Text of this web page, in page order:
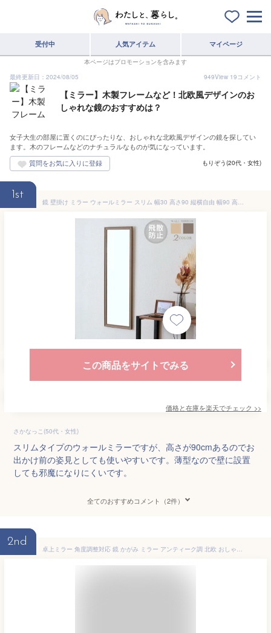
受付中 人気アイテム マイページ
本ページはプロモーションを含みます
最終更新日：2024/08/05
949View 19コメント
【ミラー】木製フレームなど！北欧風デザインのお
しゃれな鏡のおすすめは？
女子大生の部屋に置くのにぴったりな、おしゃれな北欧風デザインの鏡を探してい
ます。木のフレームなどのナチュラルなものが気になっています。
もりぞう(20代・女性)
1st
鏡 壁掛け ミラー ウォールミラー スリム 幅30 高さ90 縦横自由 幅90 高さ30 飛散防止 姿見 おしゃれ 木目調 北欧 かわいい 玄関 リビング 子供部屋 一人暮らし 洗面所 薄型 ブラウン ナチュラル ドウシシャ IMW9030NA IMW9030BR
この商品をサイトでみる
価格と在庫を楽天でチェック >>
さかなっこ(50代・女性)
スリムタイプのウォールミラーですが、高さが90cmあるのでお
出かけ前の姿見としても使いやすいです。薄型なので壁に設置
しても邪魔になりにくいです。
全てのおすすめコメント（2件）
2nd
卓上ミラー 角度調整対応 鏡 かがみ ミラー アンティーク調 北欧 おしゃれ かわいい 天然木 コンパクトミラー テーブルミラー 卓上鏡 化粧鏡 メイクアップミラー スタンドミラー ブランド シンプル 木製フレーム ドレッサー 洗面鏡 メイク鏡 木製 インテリア 角型 ウッド